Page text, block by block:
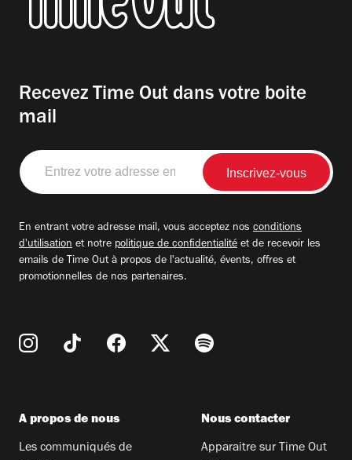
Recevez Time Out dans votre boite
mail
Entrez
votre
adresse
En entrant votre adresse mail, vous acceptez nos conditions
d'utilisation et notre politique de confidentialité et de recevoir les
emails de Time Out à propos de l'actualité, évents, offres et
promotionnelles de nos partenaires.
A propos de nous
Les communiqués de
Nous contacter
Apparaitre sur Time Out